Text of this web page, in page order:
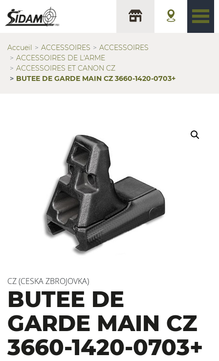
Accueil ACCESSOIRES
ACCESSOIRES
ACCESSOIRES DE L'ARME
ACCESSOIRES ET CANON CZ
BUTEE DE GARDE MAIN CZ 3660-1420-0703+
CZ (CESKA ZBROJOVKA)
BUTEE DE
GARDE MAIN CZ
3660-1420-0703+